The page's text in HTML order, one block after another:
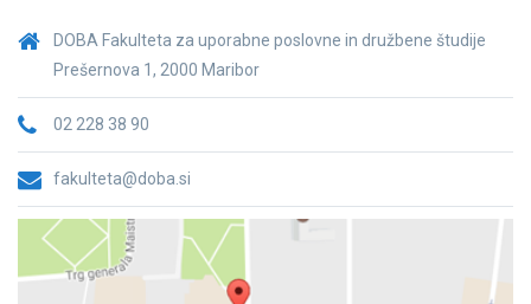
DOBA Fakulteta za uporabne poslovne in družbene študije
Prešernova 1, 2000 Maribor
02 228 38 90
fakulteta@doba.si